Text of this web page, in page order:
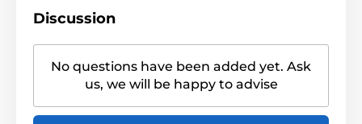
Discussion
No questions have been added yet. Ask
us, we will be happy to advise